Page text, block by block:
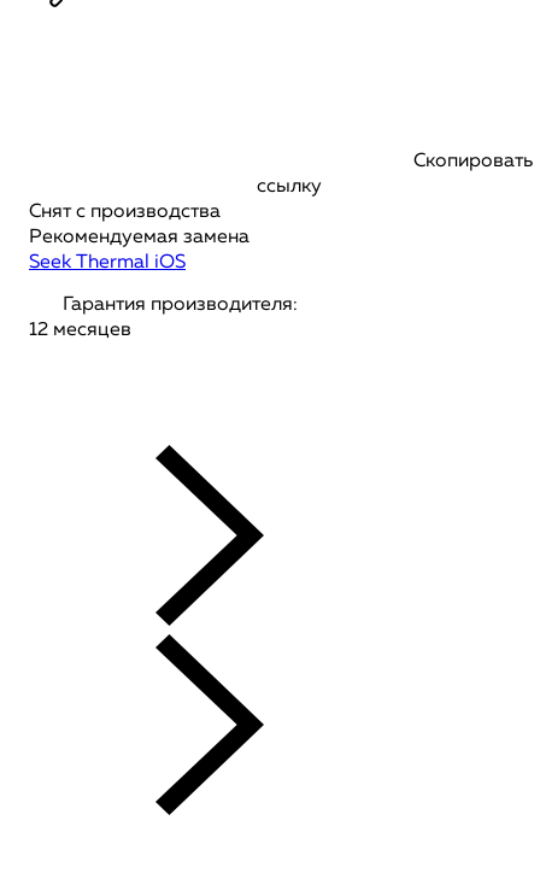
Скопировать
ссылку
Снят с производства
Рекомендуемая замена
Seek Thermal iOS
Гарантия производителя:
12 месяцев